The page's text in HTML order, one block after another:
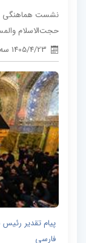
نشست هماهنگی
حجت‌الاسلام
1405/4/23 سه‌شنبه
پیام تقدیر رئیس
فارسی